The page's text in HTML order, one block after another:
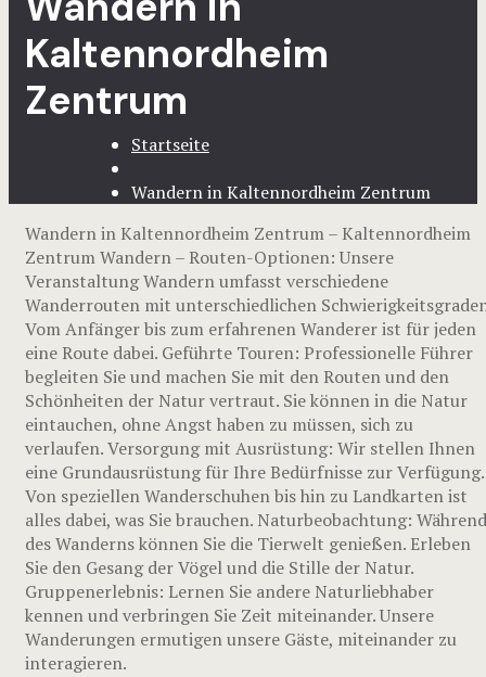
Kaltennordheim
Zentrum
Startseite
Wandern in Kaltennordheim Zentrum
Wandern in Kaltennordheim Zentrum – Kaltennordheim
Zentrum Wandern – Routen-Optionen: Unsere
Veranstaltung Wandern umfasst verschiedene
Wanderrouten mit unterschiedlichen
Vom Anfänger bis zum erfahrenen Wanderer ist für jeden
eine Route dabei. Geführte Touren: Professionelle Führer
begleiten Sie und machen Sie mit den Routen und den
Schönheiten der Natur vertraut. Sie können in die Natur
eintauchen, ohne Angst haben zu müssen, sich zu
verlaufen. Versorgung mit Ausrüstung: Wir stellen Ihnen
eine Grundausrüstung für Ihre Bedürfnisse zur Verfügung.
Von speziellen Wanderschuhen bis hin zu Landkarten ist
alles dabei, was Sie brauchen. Naturbeobachtung: Während
des Wanderns können Sie die Tierwelt genießen. Erleben
Sie den Gesang der Vögel und die Stille der Natur.
Gruppenerlebnis: Lernen Sie andere Naturliebhaber
kennen und verbringen Sie Zeit miteinander. Unsere
Wanderungen ermutigen unsere Gäste, miteinander zu
interagieren.